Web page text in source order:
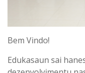
Bem Vindo!
Edukasaun sai